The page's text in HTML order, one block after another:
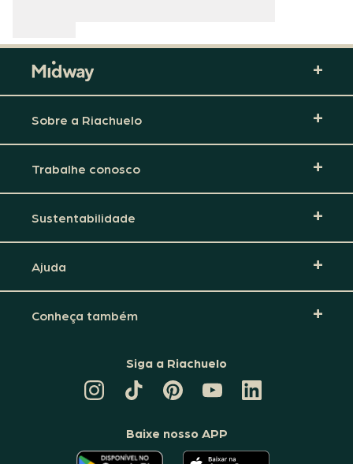
Sobre a Riachuelo
Trabalhe conosco
Sustentabilidade
Ajuda
Conheça também
Siga a Riachuelo
TIKTOK
DA
PINTEREST
DA
CANAL
DA
RIACHUELO
LINKEDIN
DA
Baixe nosso APP
O O